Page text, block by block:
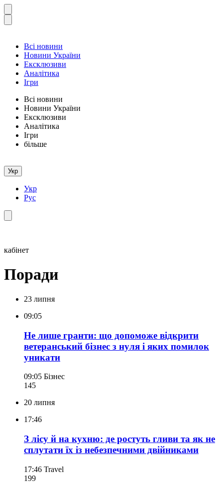
Всі новини
Новини України
Ексклюзиви
Аналітика
Ігри
Всі новини
Новини України
Ексклюзиви
Аналітика
Ігри
більше
Укр
Укр
Рус
кабінет
Поради
23 липня
09:05
Не лише гранти: що допоможе відкрити
ветеранський бізнес з нуля і яких помилок
уникати
09:05 Бізнес
145
20 липня
17:46
З лісу й на кухню: де ростуть гливи та як не
сплутати їх із небезпечними двійниками
17:46 Travel
199